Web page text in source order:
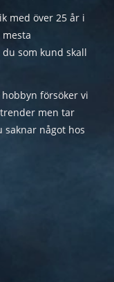
med över 25 år i
som kund skall
försöker vi
men tar
saknar något hos